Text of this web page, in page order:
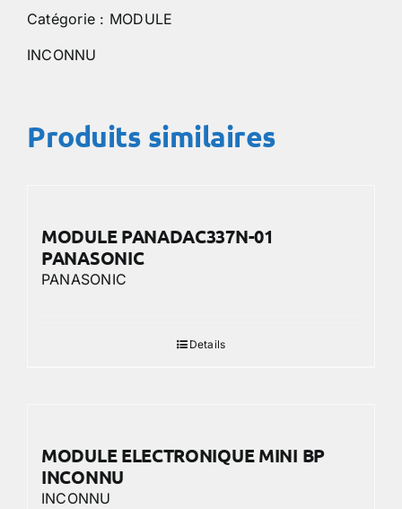
Catégorie : MODULE
INCONNU
Produits similaires
MODULE PANADAC337N-01
PANASONIC
PANASONIC
Details
MODULE ELECTRONIQUE MINI BP
INCONNU
INCONNU